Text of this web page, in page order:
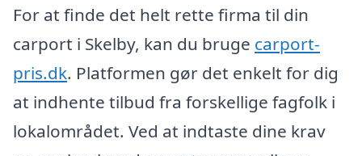
For at finde det helt rette firma til din
carport i Skelby, kan du bruge carport-
pris.dk. Platformen gør det enkelt for dig
at indhente tilbud fra forskellige fagfolk i
lokalområdet. Ved at indtaste dine krav